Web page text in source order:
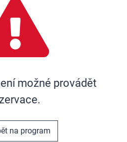
možné provádět
na program